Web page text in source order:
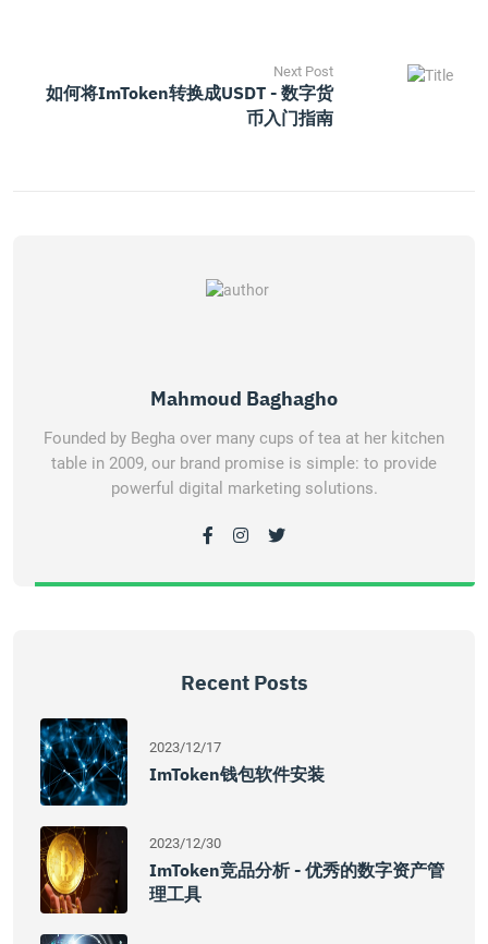
Next Post
如何将imToken转换成USDT - 数字货
币入门指南
Mahmoud Baghagho
Founded by Begha over many cups of tea at her kitchen
table in 2009, our brand promise is simple: to provide
powerful digital marketing solutions.
Recent Posts
2023/12/17
ImToken钱包软件安装
2023/12/30
ImToken竞品分析 - 优秀的数字资产管
理工具